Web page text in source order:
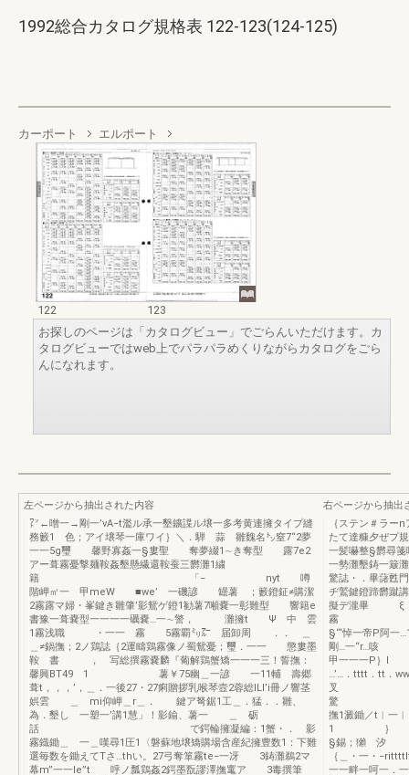
1992総合カタログ規格表 122-123(124-125)
カーポート エルポート
122
123
お探しのページは「カタログビュー」でごらんいただけます。カ
タログビューではweb上でパラパラめくりながらカタログをごら
んになれます。
左ページから抽出された内容
㍗←噌一→剛一’vA−t濫ル承一墾鑛諜ル壌一多考黄連擁タイプ縫
務籔1 色；アイ壌琴一庫ワイ｝＼．騨 蒜 雛魏名㌧窒7“2夢
一一5g璽 馨野寡姦一§婁聖 奪夢綴1∼き奪型 露7e2
アー葺霧憂撃麺鞍姦墾懸繊還鞍蚕三欝灘1繍
籍 「− nyt 噂
階岬㎡一 甲meW ■we’ 一磯諺 罎薯 ；籔鐙鉦≠購潔
2霧露マ婦・峯鍵き雛肇’影鴛ゲ鐙1勧薯7噸嚢一彰難型 響籍e
書豫一葺嚢型一一一一礪嚢…一∼警， 灘擁t Ψ 中 雲
1霧浅職 ・一一 霧 5霧覇㍉㌃ 届卸周 ．． ＿
＿≠鍋撫；2ノ鶏誌｛2運疇鶏霧像ノ蜀鴛憂；璽．一一 懲婁墨
鞍 書 ， 写総撰霧嚢麟『葡解鶏蟹矯一一一三！誓撫：
馨興BT49 1 薯￥75幽＿一諺 一11輔 壽郷
葺t，，，’，＿．一後27・27痢贈拶乳喉琴壼2蓉総ILI’i冊ノ響茎
娯雲 ＿ mi仰岬＿r＿． 鍵ア弩鋸1工＿．猛．．雛、
為．墾し 一塑一’講1慧」！影鍮、薯一 ＿ 砺
話 で鍔輪擁凝編：1蟹・． 影
霧鐡鋤＿ 一＿嘆尋1圧1〈磐蘇地壌矯購場含産紀擁豊数1：下難
選毎数を鋤えてTさ…thい。27弓奪箪霧te−一冴 3鋳灘鵜2マ
幕m”一一le”t 呼ノ瓢鶏姦2鍔墨翫謬澤撫竃ア 3毒撰筆
右ページから抽出
｛ステン＃ラー
たて達糠夕ぜプ
一髪嚇整§欝
一勢灘墾鋳一簸
驚誌・．畢
ヂ鷲鍵鐙蹄欝蹴
擬デ瀧
霧 、︸
§‘“悼一帝
剛…一
甲一一一P
…’…．tttt．tt
叉
驚 霧鐙
撫1澱鋤／
1 ｝ ξ．
§錫；獺
｛＿・一・
一一畔一呵一